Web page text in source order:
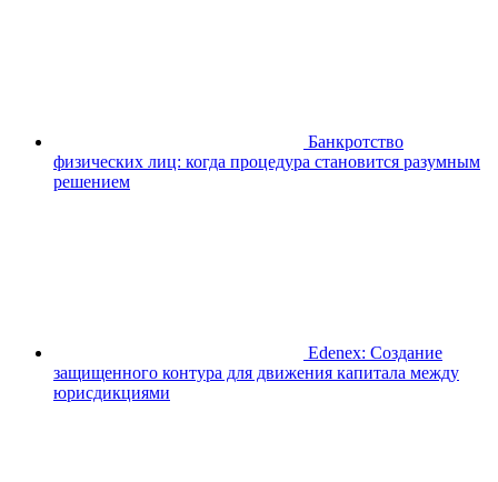
Банкротство
физических лиц: когда процедура становится разумным
решением
Edenex: Создание
защищенного контура для движения капитала между
юрисдикциями